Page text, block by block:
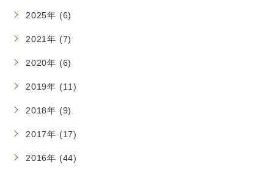
2025年 (6)
2021年 (7)
2020年 (6)
2019年 (11)
2018年 (9)
2017年 (17)
2016年 (44)